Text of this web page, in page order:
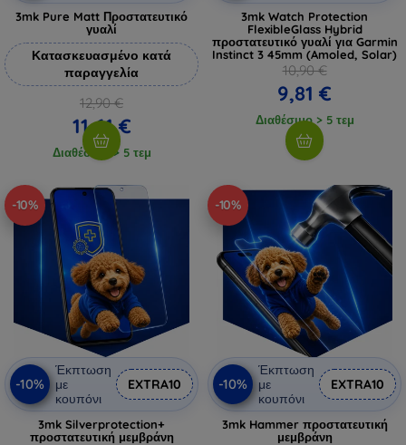
3mk Pure Matt Προστατευτικό
γυαλί
Κατασκευασμένο κατά
παραγγελία
12,90 €
11,61 €
Διαθέσιμο > 5 τεμ
3mk Watch Protection
FlexibleGlass Hybrid
προστατευτικό γυαλί για Garmin
Instinct 3 45mm (Amoled, Solar)
10,90 €
9,81 €
Διαθέσιμο > 5 τεμ
-10%
-10%
Έκπτωση
με
κουπόνι
EXTRA10
3mk Silverprotection+
προστατευτική μεμβράνη
-10%
-10%
Έκπτωση
με
κουπόνι
EXTRA10
3mk Hammer προστατευτική
μεμβράνη